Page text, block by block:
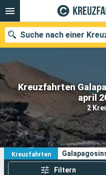
Kreuzfahrten
april
2
Suche nach einer
Unsere Ziele
Abfahrtsmonat
Häfen
2
Kreuzfahrten
Ihre
Filtern